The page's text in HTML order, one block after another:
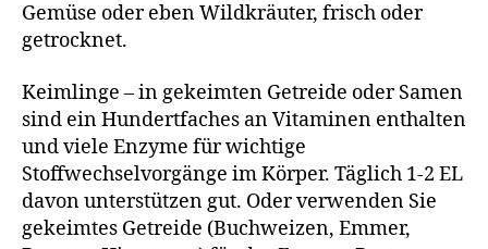
Gemüse oder eben Wildkräuter, frisch oder
getrocknet.
Keimlinge – in gekeimten Getreide oder Samen
sind ein Hundertfaches an Vitaminen enthalten
und viele Enzyme für wichtige
Stoffwechselvorgänge im Körper. Täglich 1-2 EL
davon unterstützen gut. Oder verwenden Sie
gekeimtes Getreide (Buchweizen, Emmer,